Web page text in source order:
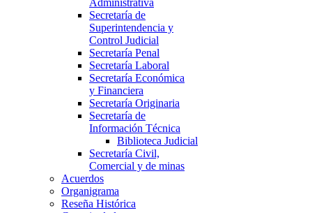
Administrativa
Secretaría de
Superintendencia y
Control Judicial
Secretaría Penal
Secretaría Laboral
Secretaría Económica
y Financiera
Secretaría Originaria
Secretaría de
Información Técnica
Biblioteca Judicial
Secretaría Civil,
Comercial y de minas
Acuerdos
Organigrama
Reseña Histórica